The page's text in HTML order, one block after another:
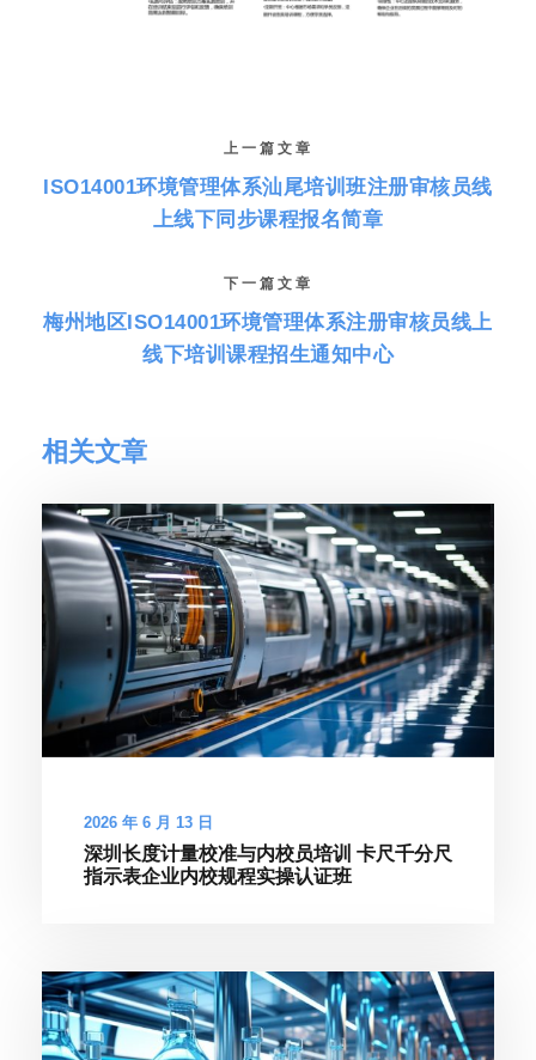
上一篇文章
ISO14001环境管理体系汕尾培训班注册审核员线
上线下同步课程报名简章
下一篇文章
梅州地区ISO14001环境管理体系注册审核员线上
线下培训课程招生通知中心
相关文章
2026 年 6 月 13 日
深圳长度计量校准与内校员培训 卡尺千分尺
指示表企业内校规程实操认证班